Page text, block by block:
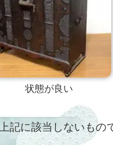
状態が良い
記に該当しないもの